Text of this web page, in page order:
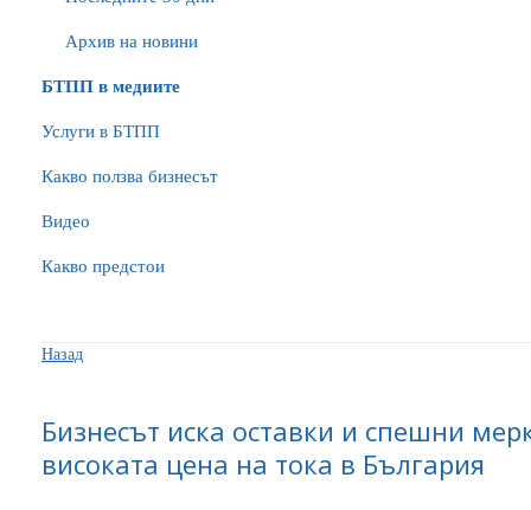
Архив на новини
БTПП в медиите
Услуги в БТПП
Какво ползва бизнесът
Видео
Какво предстои
Назад
Бизнесът иска оставки и спешни
високата цена на тока в България